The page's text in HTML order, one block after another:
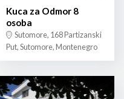
Kuca za Odmor 8
osoba
Sutomore, 168 Partizanski
Put, Sutomore, Montenegro